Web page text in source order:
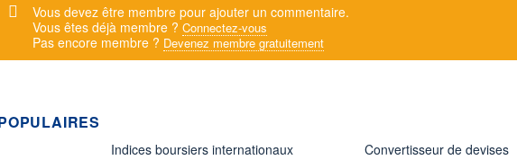
Message d'alerte
Vous devez être membre pour ajouter un commentaire.
Vous êtes déjà membre ? Connectez-vous
Pas encore membre ? Devenez membre gratuitement
Indices boursiers internationaux
Convertisseur de devises